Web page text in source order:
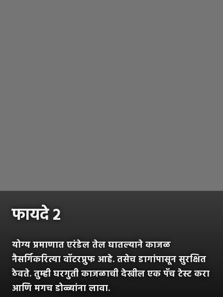
फायदे २
योग्य प्रमाणात एरंडेल तेल घातल्याने काजळ
नैसर्गिकरित्या वॉटरप्रुफ आहे. तसेच डागांपासून सुरक्षित
ठेवते. तुम्ही घरगुती काजळाची देखील एक पॅच टेस्ट करा
आणि मगच डोळ्यांना लावा.